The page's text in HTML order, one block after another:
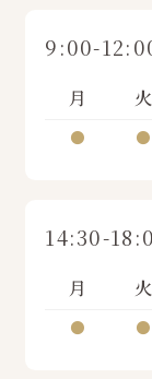
9:00-
月 火
● ●
14:30-
月 火
● ●